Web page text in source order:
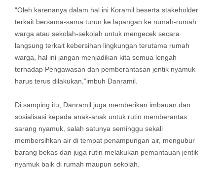
“Oleh karenanya dalam hal ini Koramil beserta stakeholder
terkait bersama-sama turun ke lapangan ke rumah-rumah
warga atau sekolah-sekolah untuk mengecek secara
langsung terkait kebersihan lingkungan terutama rumah
warga, hal ini jangan menjadikan kita semua lengah
terhadap Pengawasan dan pemberantasan jentik nyamuk
harus terus dilakukan,”imbuh Danramil.
Di samping itu, Danramil juga memberikan imbauan dan
sosialisasi kepada anak-anak untuk rutin memberantas
sarang nyamuk, salah satunya seminggu sekali
membersihkan air di tempat penampungan air, mengubur
barang bekas dan juga rutin melakukan pemantauan jentik
nyamuk baik di rumah maupun sekolah.